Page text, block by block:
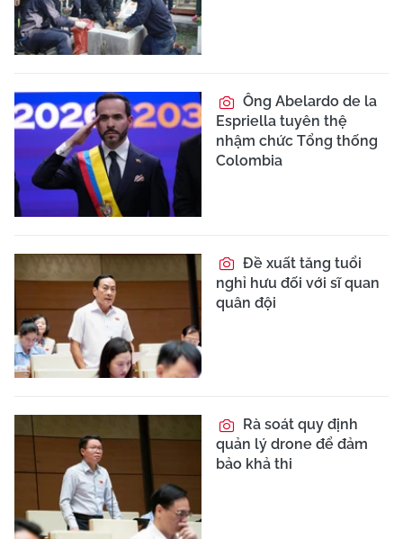
Ông Abelardo de la
Espriella tuyên thệ
nhậm chức Tổng thống
Colombia
Đề xuất tăng tuổi
nghỉ hưu đối với sĩ quan
quân đội
Rà soát quy định
quản lý drone để đảm
bảo khả thi